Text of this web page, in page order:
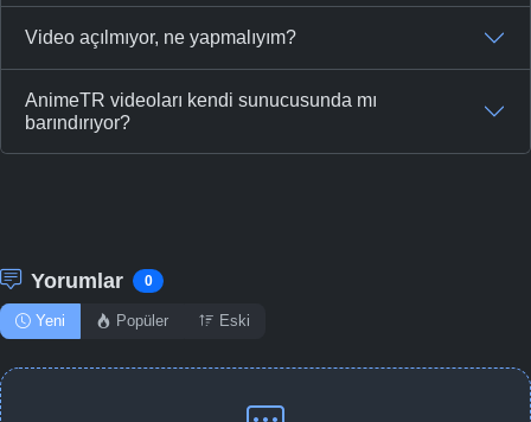
Video açılmıyor, ne yapmalıyım?
AnimeTR videoları kendi sunucusunda mı
barındırıyor?
Yorumlar 0
Yeni Popüler Eski